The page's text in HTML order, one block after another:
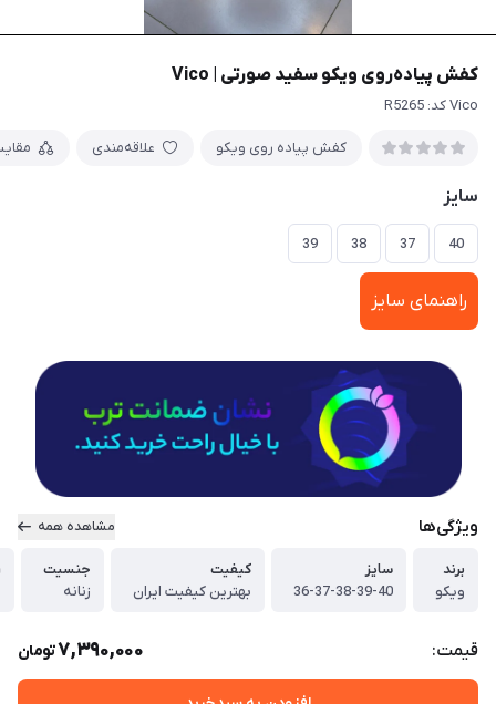
کفش پیاده‌روی ویکو سفید صورتی | Vico
Vico کد: R5265
کفش پیاده روی ویکو علاقه‌مندی
سایز
40
37
38
39
راهنمای سایز
ویژگی‌ها مشاهده همه
برند
ویکو
سایز
36-37-38-39-40
کیفیت
بهترین کیفیت ایران
جنسیت
زنانه
قیمت: 7,390,000تومان